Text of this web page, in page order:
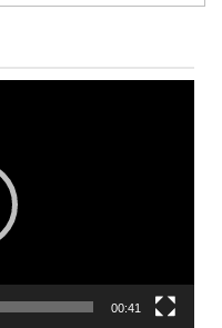
00:41